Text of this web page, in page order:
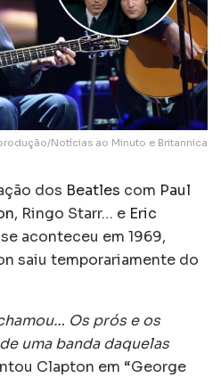
Notícias ao Minuto e Britannica
dos Beatles com Paul
, Ringo Starr… e Eric
aconteceu em 1969,
saiu temporariamente do
Os prós e os
uma banda daquelas
Clapton em “George